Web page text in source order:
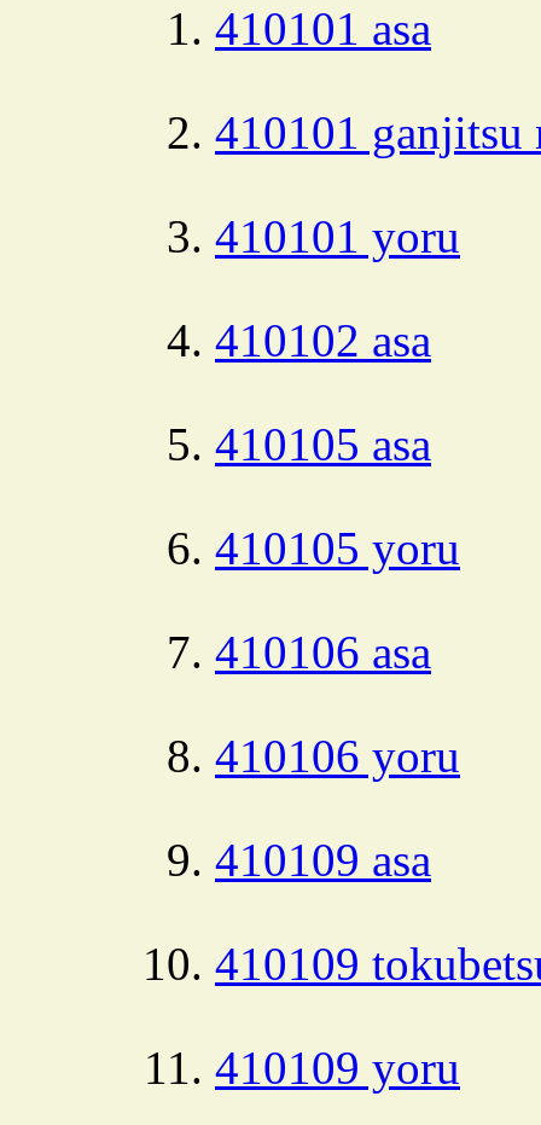
410101 asa
410101 ganjitsu
410101 yoru
410102 asa
410105 asa
410105 yoru
410106 asa
410106 yoru
410109 asa
410109
410109 yoru